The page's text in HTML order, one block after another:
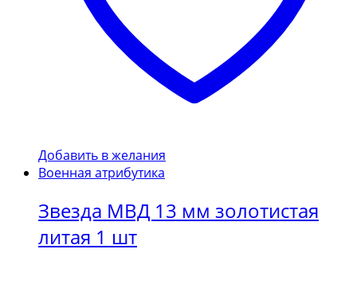
Добавить в желания
Военная атрибутика
Звезда МВД 13 мм золотистая
литая 1 шт